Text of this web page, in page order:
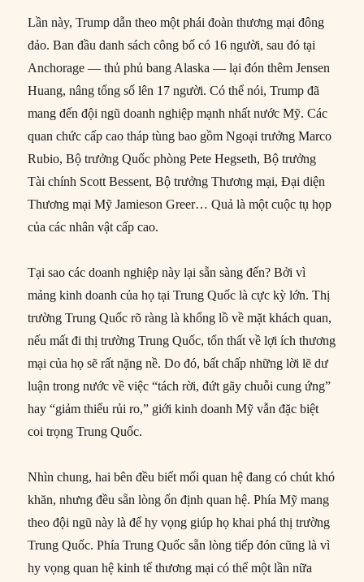
Lần này, Trump dẫn theo một phái đoàn thương mại đông
đảo. Ban đầu danh sách công bố có 16 người, sau đó tại
Anchorage — thủ phủ bang Alaska — lại đón thêm Jensen
Huang, nâng tổng số lên 17 người. Có thể nói, Trump đã
mang đến đội ngũ doanh nghiệp mạnh nhất nước Mỹ. Các
quan chức cấp cao tháp tùng bao gồm Ngoại trưởng Marco
Rubio, Bộ trưởng Quốc phòng Pete Hegseth, Bộ trưởng
Tài chính Scott Bessent, Bộ trưởng Thương mại, Đại diện
Thương mại Mỹ Jamieson Greer… Quả là một cuộc tụ họp
của các nhân vật cấp cao.
Tại sao các doanh nghiệp này lại sẵn sàng đến? Bởi vì
mảng kinh doanh của họ tại Trung Quốc là cực kỳ lớn. Thị
trường Trung Quốc rõ ràng là khổng lồ về mặt khách quan,
nếu mất đi thị trường Trung Quốc, tổn thất về lợi ích thương
mại của họ sẽ rất nặng nề. Do đó, bất chấp những lời lẽ dư
luận trong nước về việc “tách rời, đứt gãy chuỗi cung ứng”
hay “giảm thiểu rủi ro,” giới kinh doanh Mỹ vẫn đặc biệt
coi trọng Trung Quốc.
Nhìn chung, hai bên đều biết mối quan hệ đang có chút khó
khăn, nhưng đều sẵn lòng ổn định quan hệ. Phía Mỹ mang
theo đội ngũ này là để hy vọng giúp họ khai phá thị trường
Trung Quốc. Phía Trung Quốc sẵn lòng tiếp đón cũng là vì
hy vọng quan hệ kinh tế thương mại có thể một lần nữa